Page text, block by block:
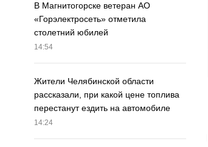
В Магнитогорске ветеран АО
«Горэлектросеть» отметила
столетний юбилей
14:54
Жители Челябинской области
рассказали, при какой цене топлива
перестанут ездить на автомобиле
14:24